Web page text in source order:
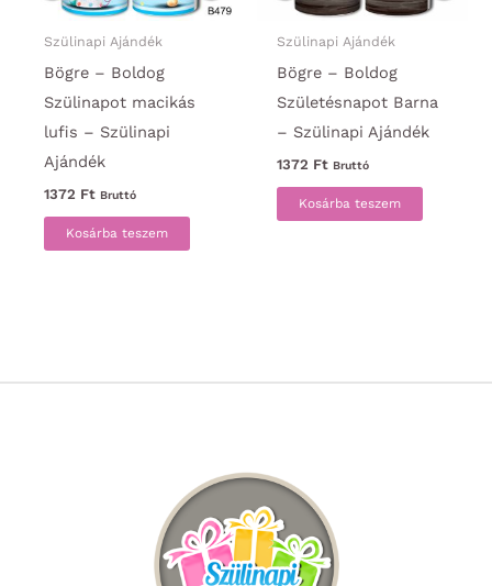
Szülinapi Ajándék
Bögre – Boldog
Szülinapot macikás
lufis – Szülinapi
Ajándék
1372 Ft Bruttó
Kosárba teszem
Szülinapi Ajándék
Bögre – Boldog
Születésnapot Barna
– Szülinapi Ajándék
1372 Ft Bruttó
Kosárba teszem